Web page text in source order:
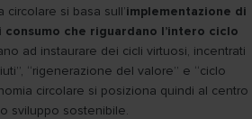
si basa sull’implementazione di
che riguardano l’intero ciclo
ad instaurare dei cicli virtuosi, incentrati
“rigenerazione del valore” e “ciclo
circolare si posiziona quindi al centro
sviluppo sostenibile.